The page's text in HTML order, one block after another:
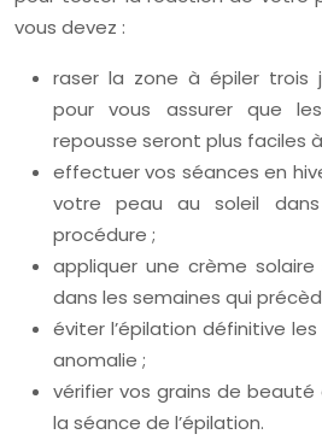
vous devez :
raser la zone à épiler trois
pour vous assurer que
repousse seront plus faciles
effectuer vos séances en
votre peau au soleil
procédure ;
appliquer une crème
dans les semaines qui
éviter l’épilation définitive
anomalie ;
vérifier vos grains de
la séance de l’épilation.